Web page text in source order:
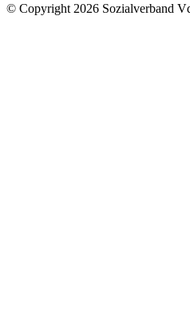
© Copyright 2026 Sozialverband